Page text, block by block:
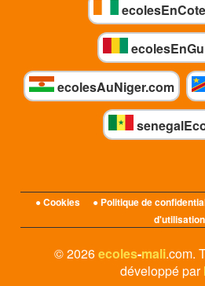
ecolesAuNiger.com
● Cookies ● Politique de
d'utilisation
© 2026ecoles-mali.com.
développé par